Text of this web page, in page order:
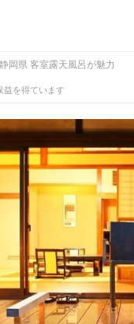
静岡県 客室露天風呂が魅力
益を得ています